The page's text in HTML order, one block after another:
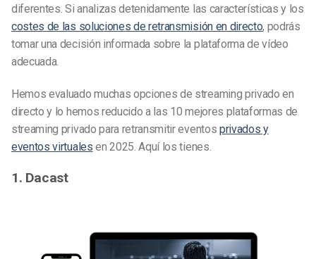
diferentes. Si analizas detenidamente las características y los
costes de las soluciones de retransmisión en directo, podrás
tomar una decisión informada sobre la plataforma de vídeo
adecuada.
Hemos evaluado muchas opciones de streaming privado en
directo y lo hemos reducido a las 10 mejores plataformas de
streaming privado para retransmitir eventos privados y
eventos virtuales en 2025. Aquí los tienes.
1. Dacast